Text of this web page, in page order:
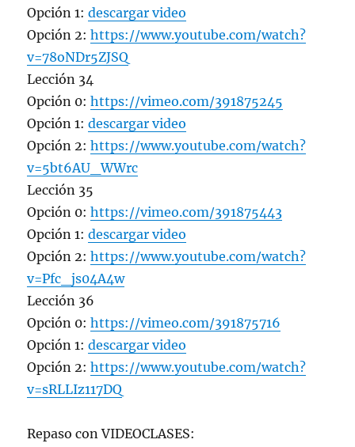
Opción 1:descargar video
Opción 2:https://www.youtube.com/watch?
v=78oNDr5ZJSQ
Lección 34
Opción 0:https://vimeo.com/391875245
Opción 1:descargar video
Opción 2:https://www.youtube.com/watch?
v=5bt6AU_WWrc
Lección 35
Opción 0:https://vimeo.com/391875443
Opción 1:descargar video
Opción 2:https://www.youtube.com/watch?
v=Pfc_js04A4w
Lección 36
Opción 0:https://vimeo.com/391875716
Opción 1:descargar video
Opción 2:https://www.youtube.com/watch?
v=sRLLIz117DQ
Repaso con VIDEOCLASES: